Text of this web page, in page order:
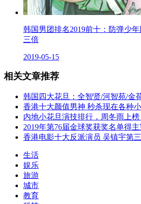
韩国男团排名2019前十：防弹少
三倍
2019-05-15
相关文章推荐
韩国四大花旦：全智贤/河智苑/金
香港十大颜值男神 秒杀现在各种
内地小花旦演技排行，周冬雨上
2019年第76届金球奖获奖名单得主
香港电影十大反派演员 吴镇宇第
生活
娱乐
旅游
城市
教育